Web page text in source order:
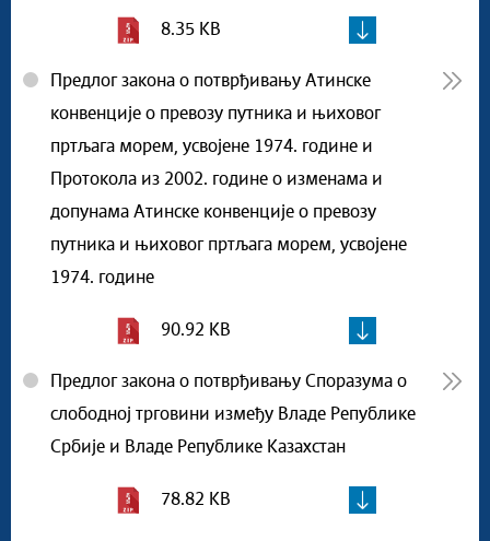
8.35 KB
Предлог закона о потврђивању Атинске
конвенције о превозу путника и њиховог
пртљага морем, усвојене 1974. године и
Протокола из 2002. године о изменама и
допунама Атинске конвенције о превозу
путника и њиховог пртљага морем, усвојене
1974. године
90.92 KB
Предлог закона о потврђивању Споразума о
слободној трговини између Владе Републике
Србије и Владе Републике Казахстан
78.82 KB